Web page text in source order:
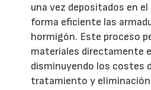
una vez depositados en el
forma eficiente las
hormigón. Este proceso
materiales directamente
disminuyendo los costes
tratamiento y eliminación